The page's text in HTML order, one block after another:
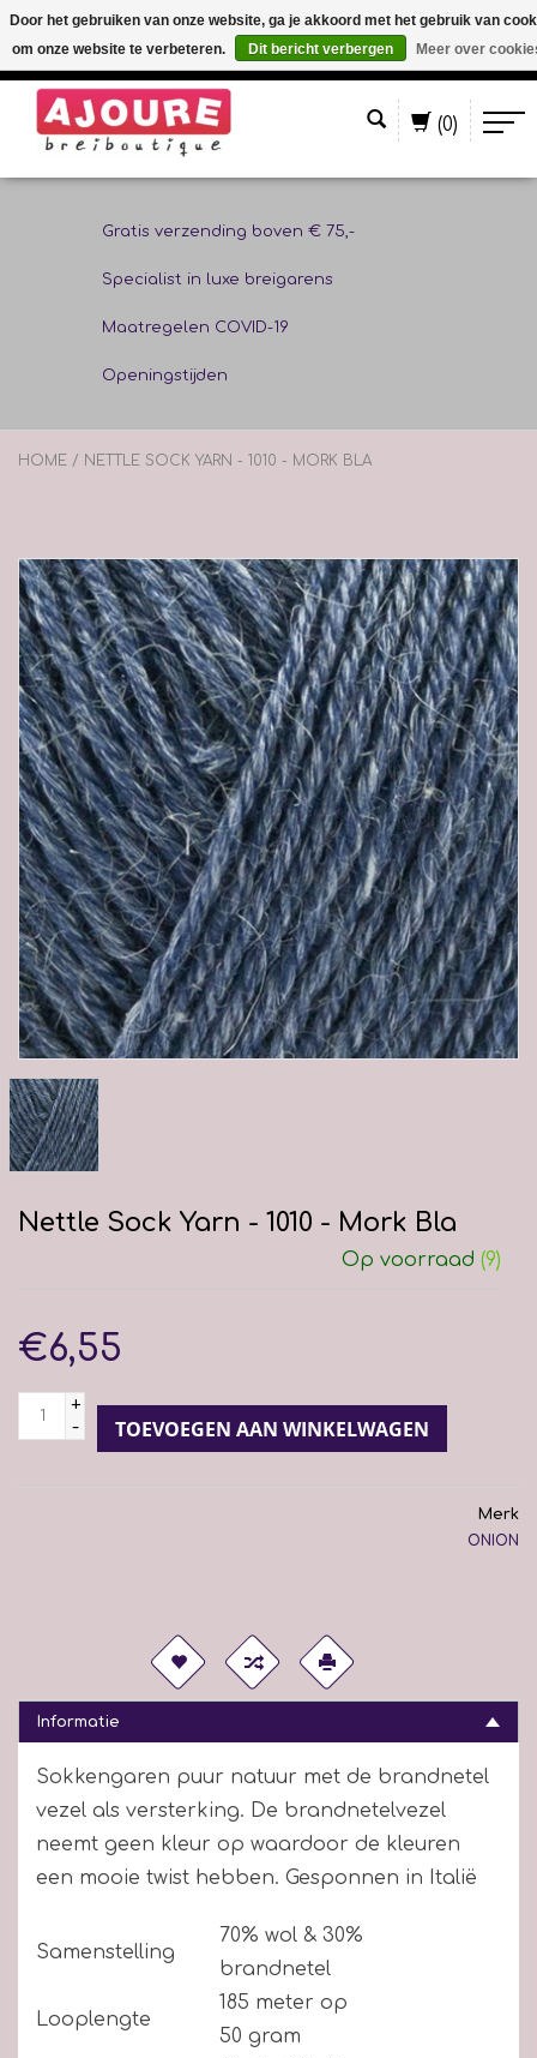
(0)
Gratis verzending boven € 75,-
Specialist in luxe breigarens
Maatregelen COVID-19
Openingstijden
HOME / NETTLE SOCK YARN - 1010 - MORK BLA
Nettle Sock Yarn - 1010 - Mork Bla
Op voorraad (9)
€6,55
+
-
TOEVOEGEN AAN WINKELWAGEN
Merk
ONION
Informatie
Sokkengaren puur natuur met de brandnetel
vezel als versterking. De brandnetelvezel
neemt geen kleur op waardoor de kleuren
een mooie twist hebben. Gesponnen in Italië
Samenstelling
70% wol & 30%
brandnetel
Looplengte
185 meter op
50 gram
Door het gebruiken van onze website, ga je akkoord met het gebruik van
om onze website te verbeteren.
Dit bericht verbergen Meer over